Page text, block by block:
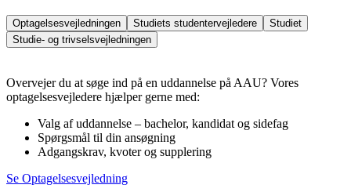
Optagelsesvejledningen Studiets studentervejledere
Studiet
Studie- og trivselsvejledningen
Overvejer du at søge ind på en uddannelse på AAU? Vores
optagelsesvejledere hjælper gerne med:
Valg af uddannelse – bachelor, kandidat og sidefag
Spørgsmål til din ansøgning
Adgangskrav, kvoter og supplering
Se Optagelsesvejledning